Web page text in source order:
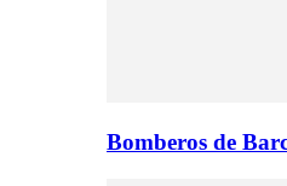
Bomberos de